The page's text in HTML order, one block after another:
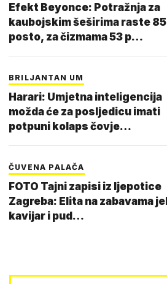
Efekt Beyonce: Potražnja za
kaubojskim šeširima raste 85
posto, za čizmama 53 p…
BRILJANTAN UM
Harari: Umjetna inteligencija
možda će za posljedicu imati
potpuni kolaps čovje…
ČUVENA PALAČA
FOTO Tajni zapisi iz ljepotice
Zagreba: Elita na zabavama jela
kavijar i pud…